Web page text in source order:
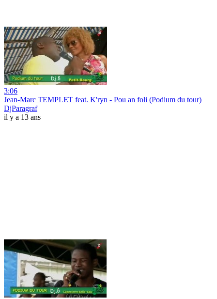
3:06
Jean-Marc TEMPLET feat. K'ryn - Pou an foli (Podium du tour)
DjParagraf
il y a 13 ans